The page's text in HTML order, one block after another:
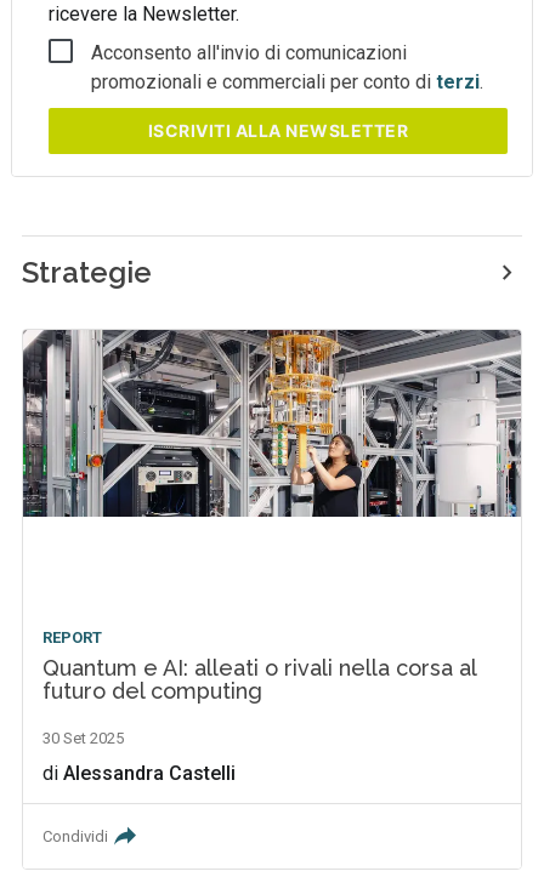
ricevere la Newsletter.
Acconsento all'invio di comunicazioni
promozionali e commerciali per conto diterzi.
ISCRIVITI ALLA NEWSLETTER
Strategie
REPORT
Quantum e AI: alleati o rivali nella corsa al
futuro del computing
30 Set 2025
diAlessandra Castelli
Condividi